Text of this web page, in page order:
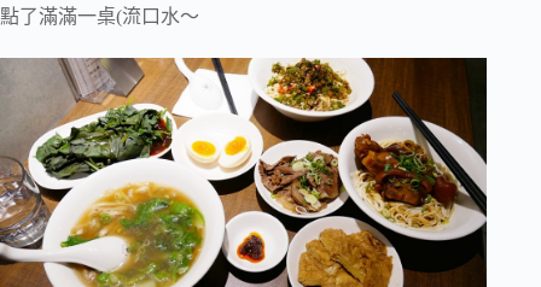
點了滿滿一桌(流口水～